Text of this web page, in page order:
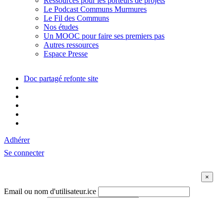
Le Podcast Communs Murmures
Le Fil des Communs
Nos études
Un MOOC pour faire ses premiers pas
Autres ressources
Espace Presse
Doc partagé refonte site
Adhérer
Se connecter
Email ou nom d'utilisateur.ice